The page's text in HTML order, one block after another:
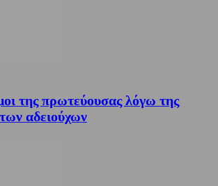
της πρωτεύουσας λόγω της
αδειούχων